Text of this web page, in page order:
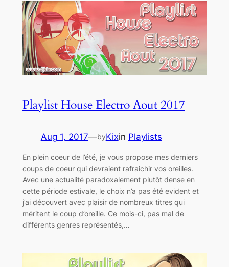
Playlist House Electro Aout 2017
Aug 1, 2017—byKixin Playlists
En plein coeur de l’été, je vous propose mes derniers
coups de coeur qui devraient rafraichir vos oreilles.
Avec une actualité paradoxalement plutôt dense en
cette période estivale, le choix n’a pas été evident et
j’ai découvert avec plaisir de nombreux titres qui
méritent le coup d’oreille. Ce mois-ci, pas mal de
différents genres représentés,…